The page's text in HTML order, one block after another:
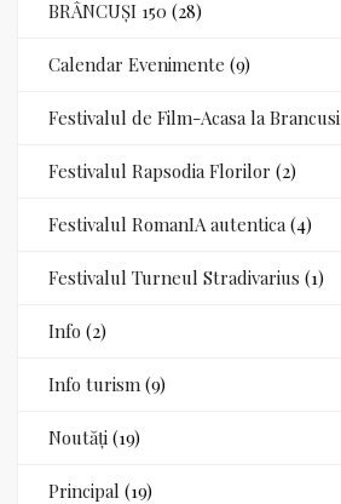
BRÂNCUȘI 150 (28)
Calendar Evenimente (9)
Festivalul de Film-Acasa la Brancusi
Festivalul Rapsodia Florilor (2)
Festivalul RomanIA autentica (4)
Festivalul Turneul Stradivarius (1)
Info (2)
Info turism (9)
Noutăți (19)
Principal (19)